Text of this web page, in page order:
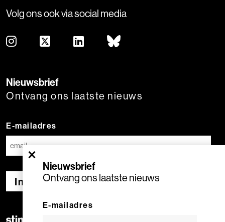
×
Nieuwsbrief
Ontvang ons laatste nieuws
E-mailadres
Volg ons ook via social media
Nieuwsbrief
Ontvang ons laatste nieuws
E-mailadres
Inschrijven